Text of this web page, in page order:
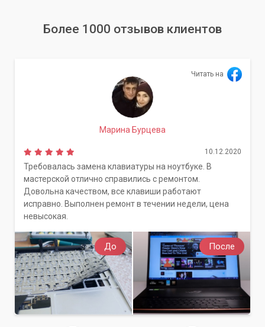
Более 1000 отзывов клиентов
До После
Читать на
Марина Бурцева
10.12.2020
Требовалась замена клавиатуры на ноутбуке. В
мастерской отлично справились с ремонтом.
Довольна качеством, все клавиши работают
исправно. Выполнен ремонт в течении недели, цена
невысокая.